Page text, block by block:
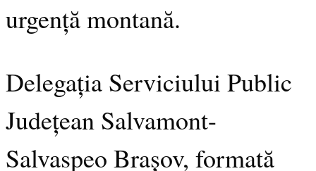
urgență montană.
Delegația Serviciului Public
Județean Salvamont-
Salvaspeo Brașov, formată